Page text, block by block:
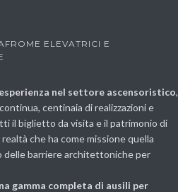
ELEVATRICI E
nel settore ascensoristico,
centinaia di realizzazioni e
il biglietto da visita e il patrimonio di
che ha come missione quella
barriere architettoniche per
gamma completa di ausili per